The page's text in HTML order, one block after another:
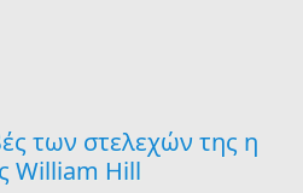
των στελεχών της η
William Hill